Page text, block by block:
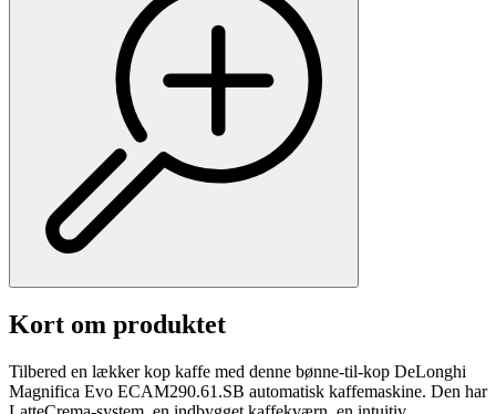
Kort om produktet
Tilbered en lækker kop kaffe med denne bønne-til-kop DeLonghi
Magnifica Evo ECAM290.61.SB automatisk kaffemaskine. Den har